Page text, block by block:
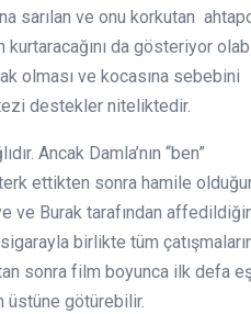
sarılan ve onu korkutan
da gösteriyor
olması ve kocasına sebebini
destekler niteliktedir.
Ancak Damla’nın “ben”
ettikten sonra hamile
ve Burak tarafından
birlikte tüm
sonra film boyunca ilk defa
üstüne götürebilir.